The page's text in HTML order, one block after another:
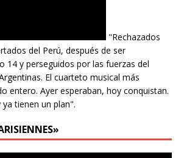
"Rechazados
del Perú, después de ser
14 y perseguidos por las fuerzas del
El cuarteto musical más
entero. Ayer esperaban, hoy conquistan.
tienen un plan".